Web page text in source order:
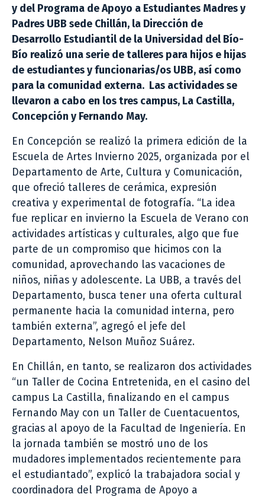
y del Programa de Apoyo a Estudiantes Madres y
Padres UBB sede Chillán, la Dirección de
Desarrollo Estudiantil de la Universidad del Bío-
Bío realizó una serie de talleres para hijos e hijas
de estudiantes y funcionarias/os UBB, así como
para la comunidad externa. Las actividades se
llevaron a cabo en los tres campus, La Castilla,
Concepción y Fernando May.
En Concepción se realizó la primera edición de la
Escuela de Artes Invierno 2025, organizada por el
Departamento de Arte, Cultura y Comunicación,
que ofreció talleres de cerámica, expresión
creativa y experimental de fotografía. “La idea
fue replicar en invierno la Escuela de Verano con
actividades artísticas y culturales, algo que fue
parte de un compromiso que hicimos con la
comunidad, aprovechando las vacaciones de
niños, niñas y adolescente. La UBB, a través del
Departamento, busca tener una oferta cultural
permanente hacia la comunidad interna, pero
también externa”, agregó el jefe del
Departamento, Nelson Muñoz Suárez.
En Chillán, en tanto, se realizaron dos actividades
“un Taller de Cocina Entretenida, en el casino del
campus La Castilla, finalizando en el campus
Fernando May con un Taller de Cuentacuentos,
gracias al apoyo de la Facultad de Ingeniería. En
la jornada también se mostró uno de los
mudadores implementados recientemente para
el estudiantado”, explicó la trabajadora social y
coordinadora del Programa de Apoyo a